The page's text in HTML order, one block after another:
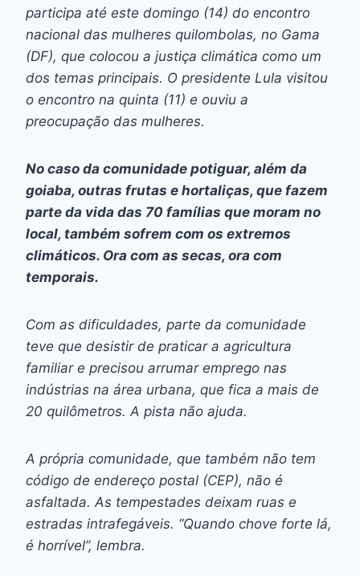
participa até este domingo (14) do encontro
nacional das mulheres quilombolas, no Gama
(DF), que colocou a justiça climática como um
dos temas principais. O presidente Lula visitou
o encontro na quinta (11) e ouviu a
preocupação das mulheres.
No caso da comunidade potiguar, além da
goiaba, outras frutas e hortaliças, que fazem
parte da vida das 70 famílias que moram no
local, também sofrem com os extremos
climáticos. Ora com as secas, ora com
temporais.
Com as dificuldades, parte da comunidade
teve que desistir de praticar a agricultura
familiar e precisou arrumar emprego nas
indústrias na área urbana, que fica a mais de
20 quilômetros. A pista não ajuda.
A própria comunidade, que também não tem
código de endereço postal (CEP), não é
asfaltada. As tempestades deixam ruas e
estradas intrafegáveis. “Quando chove forte lá,
é horrível”, lembra.